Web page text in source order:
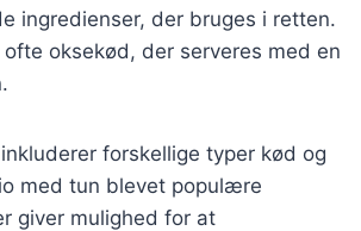
ingredienser, der bruges i retten.
oksekød, der serveres med en
forskellige typer kød og
med tun blevet populære
giver mulighed for at